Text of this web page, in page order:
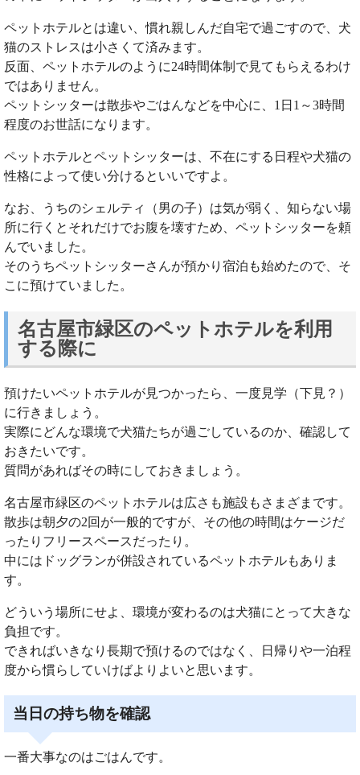
ペットホテルとは違い、慣れ親しんだ自宅で過ごすので、犬
猫のストレスは小さくて済みます。
反面、ペットホテルのように24時間体制で見てもらえるわけ
ではありません。
ペットシッターは散歩やごはんなどを中心に、1日1～3時間
程度のお世話になります。
ペットホテルとペットシッターは、不在にする日程や犬猫の
性格によって使い分けるといいですよ。
なお、うちのシェルティ（男の子）は気が弱く、知らない場
所に行くとそれだけでお腹を壊すため、ペットシッターを頼
んでいました。
そのうちペットシッターさんが預かり宿泊も始めたので、そ
こに預けていました。
名古屋市緑区のペットホテルを利用
する際に
預けたいペットホテルが見つかったら、一度見学（下見？）
に行きましょう。
実際にどんな環境で犬猫たちが過ごしているのか、確認して
おきたいです。
質問があればその時にしておきましょう。
名古屋市緑区のペットホテルは広さも施設もさまざまです。
散歩は朝夕の2回が一般的ですが、その他の時間はケージだ
ったりフリースペースだったり。
中にはドッグランが併設されているペットホテルもありま
す。
どういう場所にせよ、環境が変わるのは犬猫にとって大きな
負担です。
できればいきなり長期で預けるのではなく、日帰りや一泊程
度から慣らしていけばよりよいと思います。
当日の持ち物を確認
一番大事なのはごはんです。